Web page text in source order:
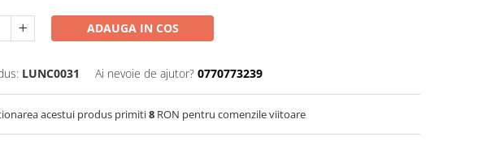
ADAUGA IN COS
LUNC0031 Ai nevoie de ajutor? 0770773239
acestui produs primiti8 RON pentru comenzile viitoare